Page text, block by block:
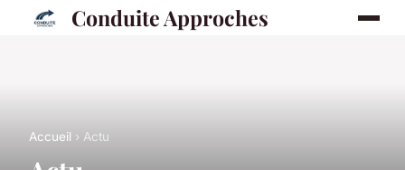
Conduite Approches
Accueil › Actu